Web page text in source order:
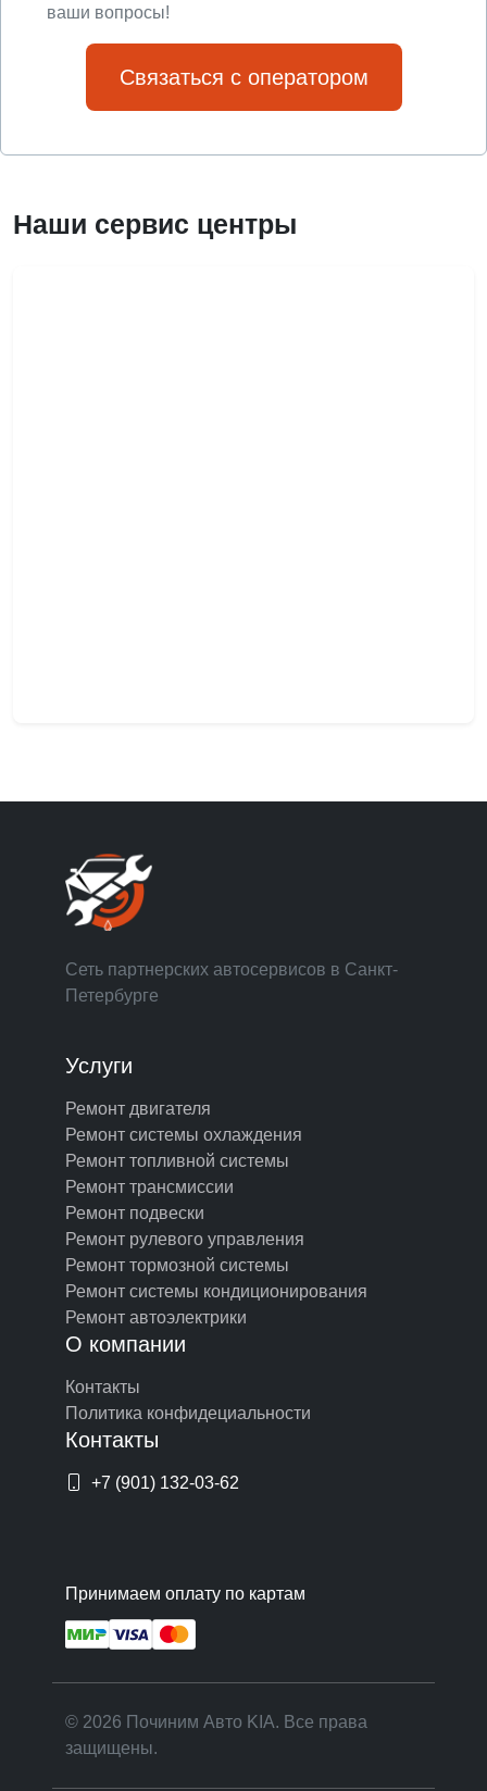
ваши вопросы!
Связаться с оператором
Наши сервис центры
Сеть партнерских автосервисов в Санкт-
Петербурге
Услуги
Ремонт двигателя
Ремонт системы охлаждения
Ремонт топливной системы
Ремонт трансмиссии
Ремонт подвески
Ремонт рулевого управления
Ремонт тормозной системы
Ремонт системы кондиционирования
Ремонт автоэлектрики
О компании
Контакты
Политика конфидециальности
Контакты
+7 (901) 132-03-62
Принимаем оплату по картам
© 2026 Починим Авто KIA. Все права
защищены.